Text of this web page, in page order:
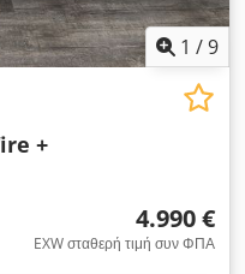
1 /9
+
4.990 €
EXW σταθερή τιμή συν ΦΠΑ